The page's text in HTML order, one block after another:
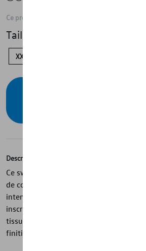
Ce produit n'est actuellement pas de stock
Taille
XXL
Description
Ce sweat à capuche pour hommes de
de couleur gris foncé chiné et offre un
intemporel. Confectionné en 100 %
inscription T-Roc sur le devant, une
tissu noir contrastant et un badge
finition.